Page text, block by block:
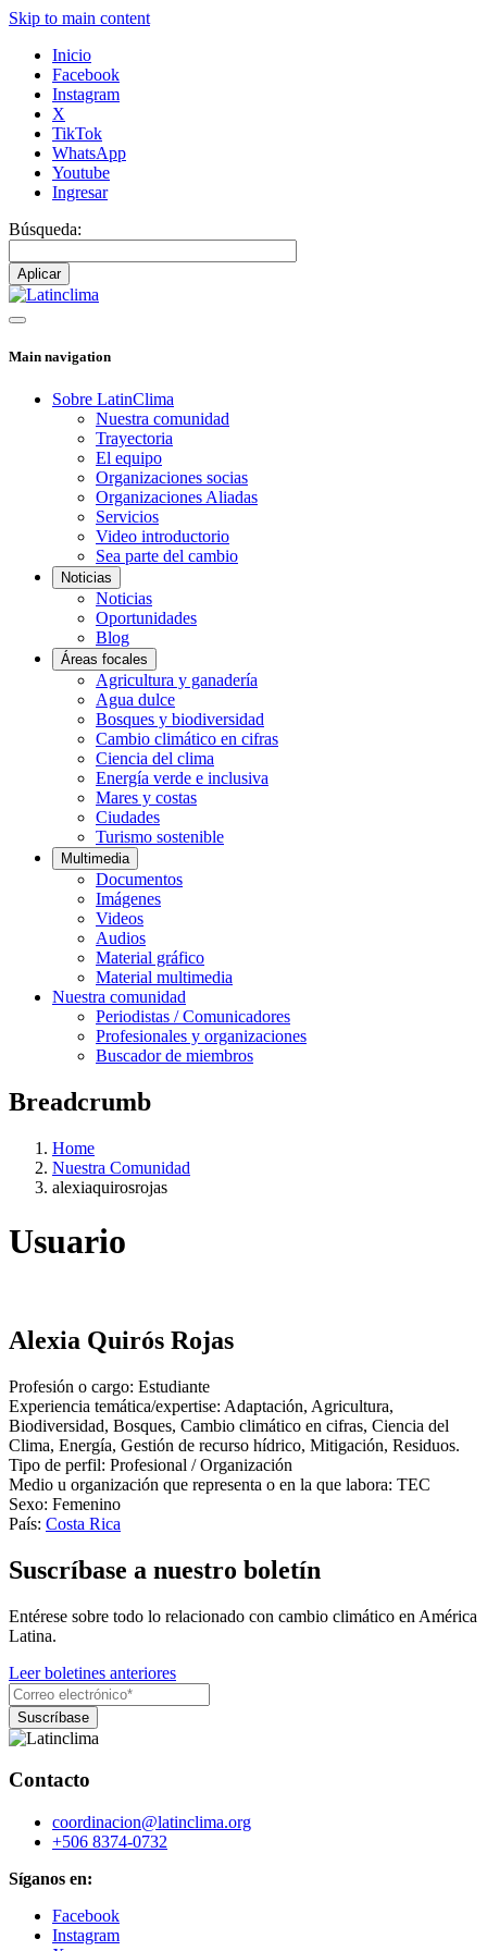
Skip to main content
Inicio
Facebook
Instagram
X
TikTok
WhatsApp
Youtube
Ingresar
Búsqueda:
Main navigation
Sobre LatinClima
Nuestra comunidad
Trayectoria
El equipo
Organizaciones socias
Organizaciones Aliadas
Servicios
Video introductorio
Sea parte del cambio
Noticias
Noticias
Oportunidades
Blog
Áreas focales
Agricultura y ganadería
Agua dulce
Bosques y biodiversidad
Cambio climático en cifras
Ciencia del clima
Energía verde e inclusiva
Mares y costas
Ciudades
Turismo sostenible
Multimedia
Documentos
Imágenes
Videos
Audios
Material gráfico
Material multimedia
Nuestra comunidad
Periodistas / Comunicadores
Profesionales y organizaciones
Buscador de miembros
Breadcrumb
Home
Nuestra Comunidad
alexiaquirosrojas
Usuario
Alexia Quirós Rojas
Profesión o cargo: Estudiante
Experiencia temática/expertise: Adaptación, Agricultura,
Biodiversidad, Bosques, Cambio climático en cifras, Ciencia del
Clima, Energía, Gestión de recurso hídrico, Mitigación, Residuos.
Tipo de perfil: Profesional / Organización
Medio u organización que representa o en la que labora: TEC
Sexo: Femenino
País: Costa Rica
Suscríbase a nuestro boletín
Entérese sobre todo lo relacionado con cambio climático en América
Latina.
Leer boletines anteriores
Contacto
coordinacion@latinclima.org
+506 8374-0732
Síganos en:
Facebook
Instagram